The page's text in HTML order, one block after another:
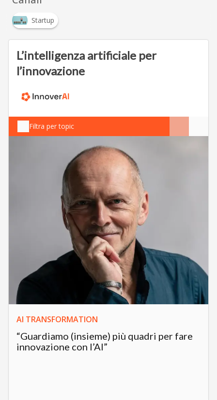
Startup
L’intelligenza artificiale per
l’innovazione
Filtra per topic
AI TRANSFORMATION
“Guardiamo (insieme) più quadri per fare
innovazione con l’AI”